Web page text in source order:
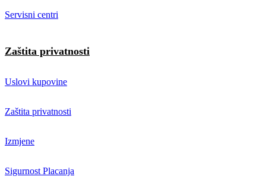
Servisni centri
Zaštita privatnosti
Uslovi kupovine
Zaštita privatnosti
Izmjene
Sigurnost Placanja